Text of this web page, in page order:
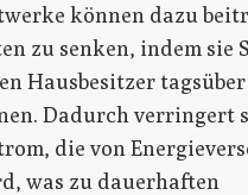
können dazu
zu senken, indem sie
Hausbesitzer
Dadurch verringert
die von
was zu dauerhaften